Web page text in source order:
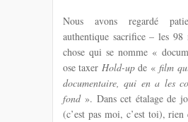
Nous avons regardé
authentique sacrifice – les 98
chose qui se nomme «
ose taxer Hold-upde «film
documentaire, qui en a les
fond». Dans cet étalage de
(c’est pas moi, c’est toi),